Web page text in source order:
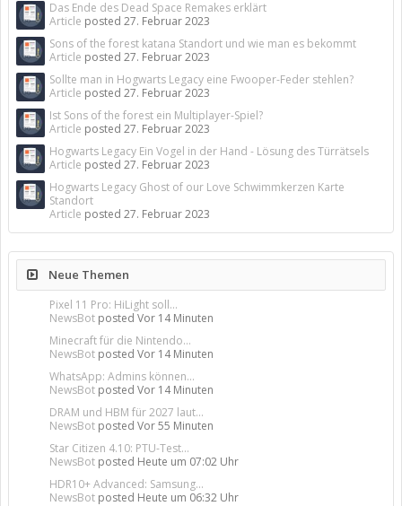
Das Ende des Dead Space Remakes erklärt
Article posted 27. Februar 2023
Sons of the forest katana Standort und wie man es bekommt
Article posted 27. Februar 2023
Sollte man in Hogwarts Legacy eine Fwooper-Feder stehlen?
Article posted 27. Februar 2023
Ist Sons of the forest ein Multiplayer-Spiel?
Article posted 27. Februar 2023
Hogwarts Legacy Ein Vogel in der Hand - Lösung des Türrätsels
Article posted 27. Februar 2023
Hogwarts Legacy Ghost of our Love Schwimmkerzen Karte
Standort
Article posted 27. Februar 2023
Neue Themen
Pixel 11 Pro: HiLight soll...
NewsBot posted Vor 14 Minuten
Minecraft für die Nintendo...
NewsBot posted Vor 14 Minuten
WhatsApp: Admins können...
NewsBot posted Vor 14 Minuten
DRAM und HBM für 2027 laut...
NewsBot posted Vor 55 Minuten
Star Citizen 4.10: PTU-Test...
NewsBot posted Heute um 07:02 Uhr
HDR10+ Advanced: Samsung...
NewsBot posted Heute um 06:32 Uhr